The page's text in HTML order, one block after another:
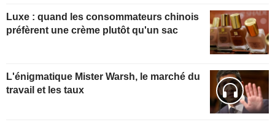
Luxe : quand les consommateurs chinois
préfèrent une crème plutôt qu'un sac
L'énigmatique Mister Warsh, le marché du
travail et les taux